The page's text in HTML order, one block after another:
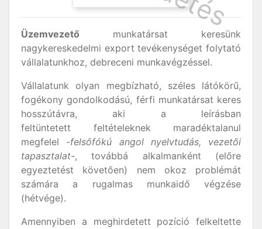
Üzemvezető munkatársat keresünk
nagykereskedelmi export tevékenységet folytató
vállalatunkhoz, debreceni munkavégzéssel.
Vállalatunk olyan megbízható, széles látókörű,
fogékony gondolkodású, férfi munkatársat keres
hosszútávra, aki a leírásban
feltüntetett feltételeknek maradéktalanul
megfelel -felsőfókú angol nyelvtudás, vezetői
tapasztalat-, továbbá alkalmanként (előre
egyeztetést követően) nem okoz problémát
számára a rugalmas munkaidő végzése
(hétvége).
Amennyiben a meghirdetett pozíció felkeltette